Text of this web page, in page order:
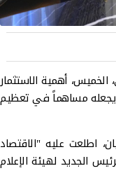
أهمية الاستثمار
يجعله مساهماً في تعظيم
اطلعت عليه "الاقتصاد
الجديد لهيئة الإعلام